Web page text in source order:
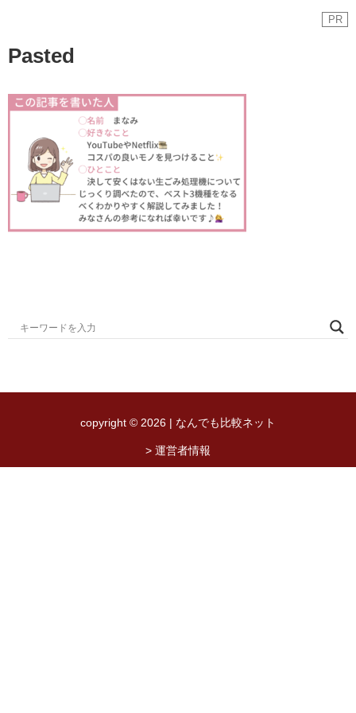
PR
Pasted
copyright © 2026 | なんでも比較ネット
> 運営者情報